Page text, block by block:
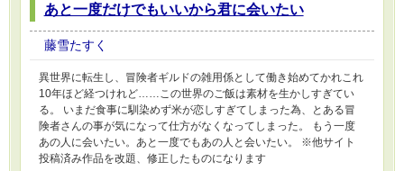
あと一度だけでもいいから君に会いたい
藤雪たすく
異世界に転生し、冒険者ギルドの雑用係として働き始めてかれこれ
10年ほど経つけれど……この世界のご飯は素材を生かしすぎてい
る。 いまだ食事に馴染めず米が恋しすぎてしまった為、とある冒
険者さんの事が気になって仕方がなくなってしまった。 もう一度
あの人に会いたい。あと一度でもあの人と会いたい。 ※他サイト
投稿済み作品を改題、修正したものになります